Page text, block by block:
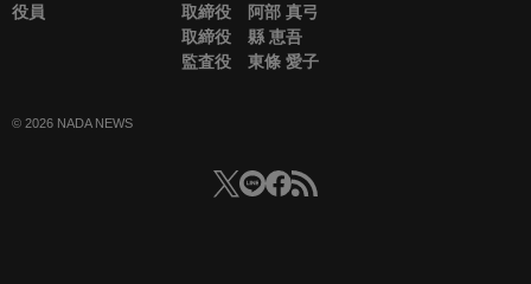
役員
取締役 阿部 真弓
取締役 縣 恵吾
監査役 東條 愛子
© 2026 NADA NEWS